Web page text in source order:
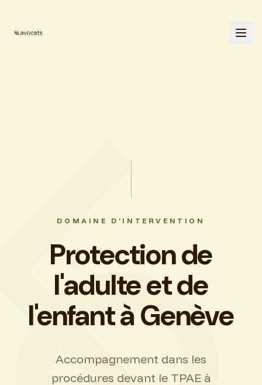
DOMAINE D'INTERVENTION
Protection de
l'adulte et de
l'enfant à Genève
Accompagnement dans les
procédures devant le TPAE à